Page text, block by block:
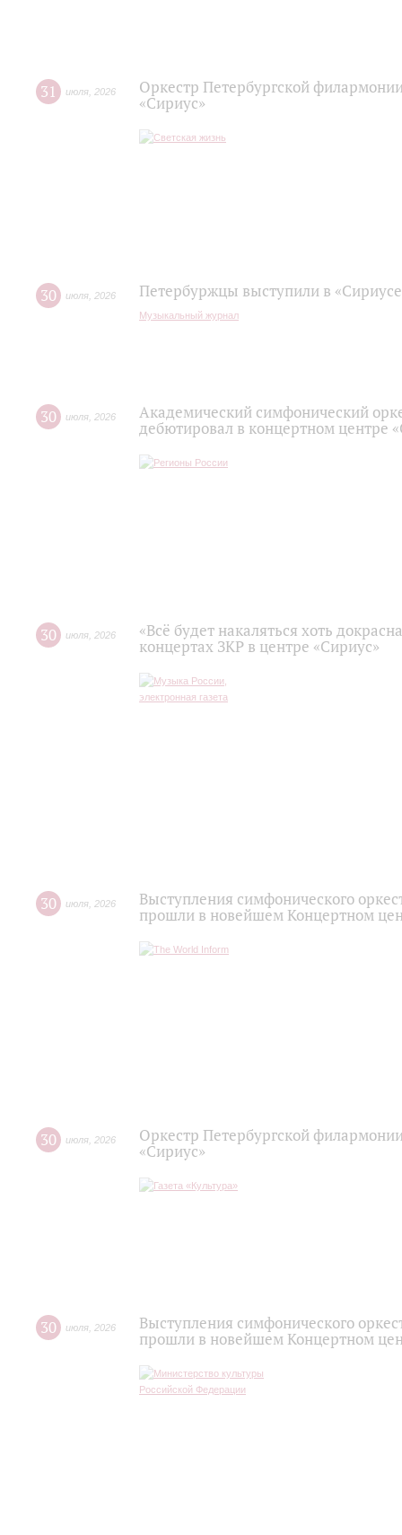
31 июля 2026
Оркестр Петербургской
«Сириус»
30 июля 2026 Петербуржцы выступили в
Музыкальный журнал
30 июля 2026
Академический симфонический
дебютировал в концертном центре
30 июля 2026
«Всё будет накаляться хоть
концертах ЗКР в центре «Сириус»
30 июля 2026
Выступления симфонического
прошли в новейшем Концертном
30 июля 2026
Оркестр Петербургской
«Сириус»
30 июля 2026
Выступления симфонического
прошли в новейшем Концертном